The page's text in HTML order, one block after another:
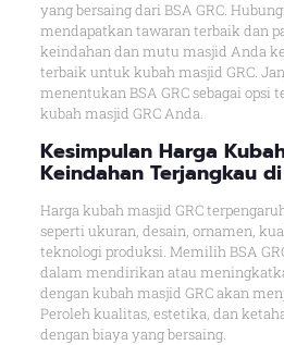
yang bersaing dari BSA GRC.
mendapatkan tawaran terbaik dan
keindahan dan mutu masjid Anda
terbaik untuk kubah masjid GRC.
menentukan BSA GRC sebagai
kubah masjid GRC Anda.
Kesimpulan Harga
Keindahan Terjangkau
Harga kubah masjid GRC
seperti ukuran, desain, ornamen,
teknologi produksi. Memilih BSA
dalam mendirikan atau
dengan kubah masjid GRC akan
Peroleh kualitas, estetika, dan
dengan biaya yang bersaing.